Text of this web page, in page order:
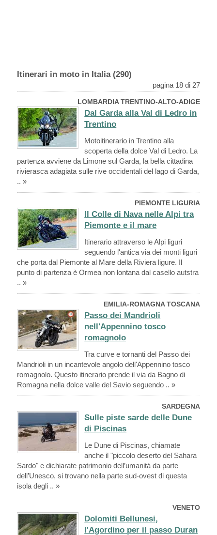
Itinerari in moto in Italia (290)
pagina 18 di 27
LOMBARDIA TRENTINO-ALTO-ADIGE
Dal Garda alla Val di Ledro in
Trentino
Motoitinerario in Trentino alla
scoperta della dolce Val di Ledro. La
partenza avviene da Limone sul Garda, la bella cittadina
rivierasca adagiata sulle rive occidentali del lago di Garda,
.. »
PIEMONTE LIGURIA
Il Colle di Nava nelle Alpi tra
Piemonte e il mare
Itinerario attraverso le Alpi liguri
seguendo l'antica via dei monti liguri
che porta dal Piemonte al Mare della Riviera ligure. Il
punto di partenza è Ormea non lontana dal casello autstra
.. »
EMILIA-ROMAGNA TOSCANA
Passo dei Mandrioli
nell'Appennino tosco
romagnolo
Tra curve e tornanti del Passo dei
Mandrioli in un incantevole angolo dell'Appennino tosco
romagnolo. Questo itinerario prende il via da Bagno di
Romagna nella dolce valle del Savio seguendo .. »
SARDEGNA
Sulle piste sarde delle Dune
di Piscinas
Le Dune di Piscinas, chiamate
anche il "piccolo deserto del Sahara
Sardo" e dichiarate patrimonio dell’umanità da parte
dell’Unesco, si trovano nella parte sud-ovest di questa
isola degli .. »
VENETO
Dolomiti Bellunesi,
l'Agordino per il passo Duran